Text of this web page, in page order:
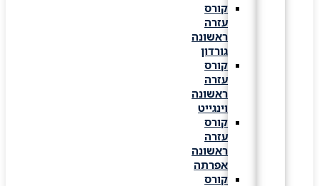
קורס
עזרה
ראשונה
גורדון
קורס
עזרה
ראשונה
וינגייט
קורס
עזרה
ראשונה
אפרתה
קורס